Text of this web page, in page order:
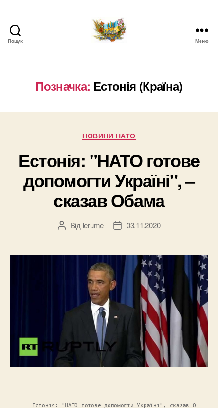
Пошук
Новини
про
в
Меню
Позначка: Естонія (Країна)
Категорії
НОВИНИ НАТО
Естонія: "НАТО готове
допомогти Україні", –
сказав Обама
Автор
Від lerume
Дата03.11.2020
Естонія: "НАТО готове допомогти Україні", сказав Обама